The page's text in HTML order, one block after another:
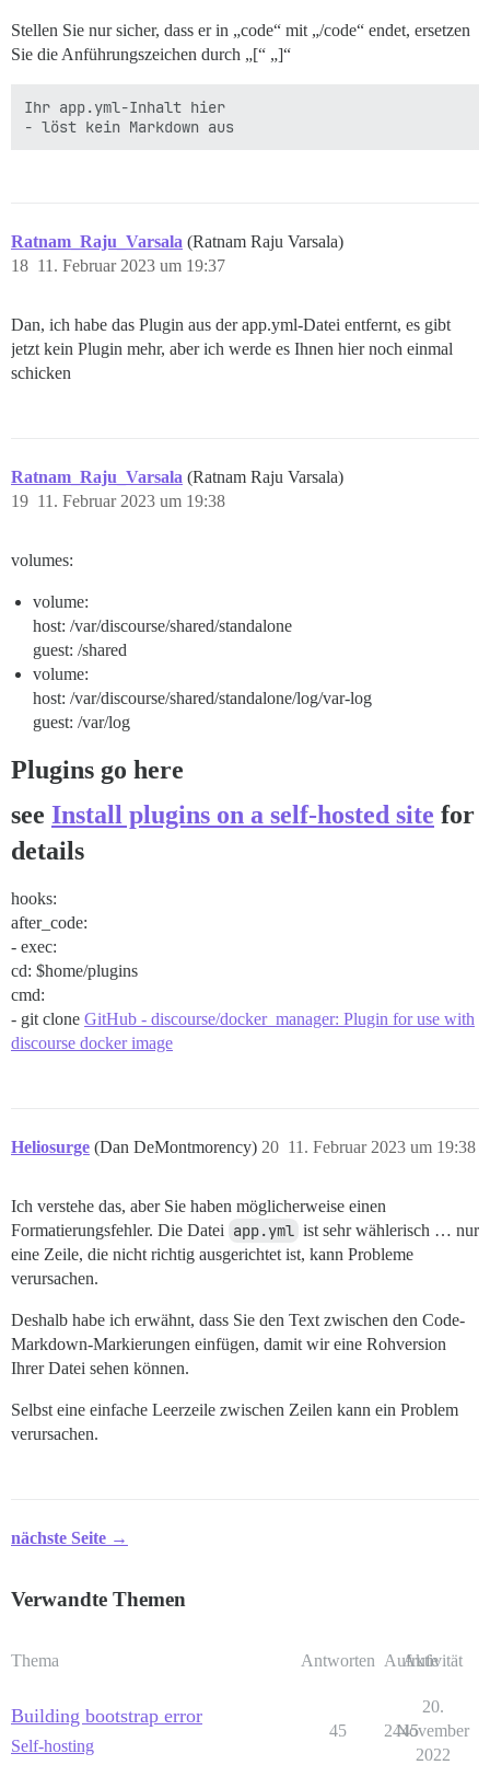
Stellen Sie nur sicher, dass er in „code“ mit „/code“ endet, ersetzen
Sie die Anführungszeichen durch „[“ „]“
Ihr app.yml-Inhalt hier
- löst kein Markdown aus
Ratnam_Raju_Varsala (Ratnam Raju Varsala)
11. Februar 2023 um 19:37
18
Dan, ich habe das Plugin aus der app.yml-Datei entfernt, es gibt
jetzt kein Plugin mehr, aber ich werde es Ihnen hier noch einmal
schicken
Ratnam_Raju_Varsala (Ratnam Raju Varsala)
11. Februar 2023 um 19:38
19
volumes:
volume:
host: /var/discourse/shared/standalone
guest: /shared
volume:
host: /var/discourse/shared/standalone/log/var-log
guest: /var/log
Plugins go here
see Install plugins on a self-hosted site for
details
hooks:
after_code:
- exec:
cd: $home/plugins
cmd:
- git clone GitHub - discourse/docker_manager: Plugin for use with
discourse docker image
Heliosurge (Dan DeMontmorency) 11. Februar 2023 um 19:38
20
Ich verstehe das, aber Sie haben möglicherweise einen
Formatierungsfehler. Die Datei app.yml ist sehr wählerisch … nur
eine Zeile, die nicht richtig ausgerichtet ist, kann Probleme
verursachen.
Deshalb habe ich erwähnt, dass Sie den Text zwischen den Code-
Markdown-Markierungen einfügen, damit wir eine Rohversion
Ihrer Datei sehen können.
Selbst eine einfache Leerzeile zwischen Zeilen kann ein Problem
verursachen.
nächste Seite →
Verwandte Themen
Thema Antworten Aufrufe
Aktivität
Building bootstrap error
Self-hosting
45 2445
20.
November
2022